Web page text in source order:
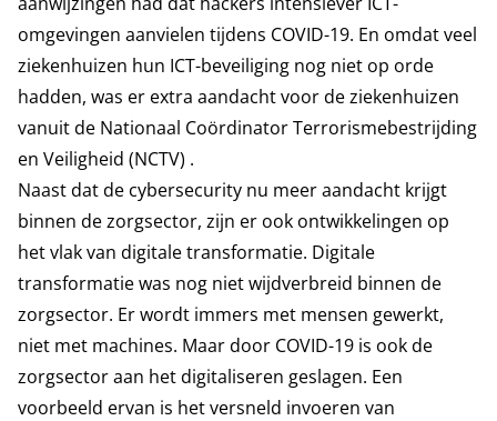
omgevingen aanvielen tijdens COVID-19. En omdat veel
ziekenhuizen hun ICT-beveiliging nog niet op orde
hadden, was er extra aandacht voor de ziekenhuizen
vanuit de Nationaal Coördinator Terrorismebestrijding
en Veiligheid (NCTV) .
Naast dat de cybersecurity nu meer aandacht krijgt
binnen de zorgsector, zijn er ook ontwikkelingen op
het vlak van digitale transformatie. Digitale
transformatie was nog niet wijdverbreid binnen de
zorgsector. Er wordt immers met mensen gewerkt,
niet met machines. Maar door COVID-19 is ook de
zorgsector aan het digitaliseren geslagen. Een
voorbeeld ervan is het versneld invoeren van